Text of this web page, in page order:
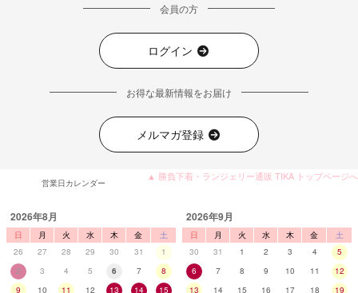
会員の方
ログイン
お得な最新情報をお届け
メルマガ登録
▲ 勝負下着・ランジェリー通販 TIKA トップページへ
営業日カレンダー
2026年8月
日 月 火 水 木 金
土
26
27 28 29 30 31
1
2
3 4 5 6 7
8
9
10 11 12 13 14
15
2026年9月
日 月 火 水 木 金
土
30
31 1 2 3 4
5
6
7 8 9 10 11
12
13
14 15 16 17 18
19